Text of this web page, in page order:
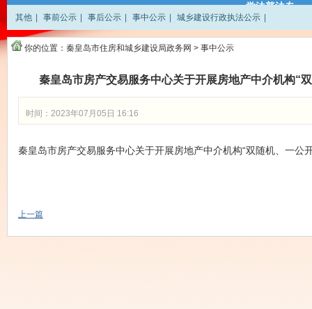
学法普法专
栏
其他 事前公示 事后公示 事中公示 城乡建设行政执法公示
你的位置： 秦皇岛市住房和城乡建设局政务网 > 事中公示
秦皇岛市房产交易服务中心关于开展房地产中介机构“
时间：2023年07月05日 16:16
秦皇岛市房产交易服务中心关于开展房地产中介机构“双随机、一公
上一篇